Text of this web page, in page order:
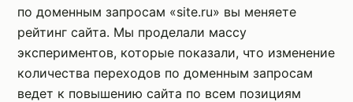
по доменным запросам «site.ru» вы меняете
рейтинг сайта. Мы проделали массу
экспериментов, которые показали, что изменение
количества переходов по доменным запросам
ведет к повышению сайта по всем позициям